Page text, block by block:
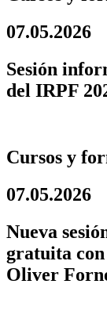
07.05.2026
Sesión
del IRPF
Cursos y
07.05.2026
Nueva
gratuita
Oliver